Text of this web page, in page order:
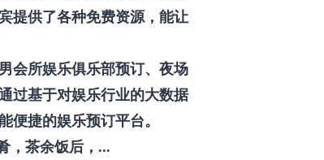
提供了各种免费资源，能让
会所娱乐俱乐部预订、夜场
过基于对娱乐行业的大数据
便捷的娱乐预订平台。
，茶余饭后，...